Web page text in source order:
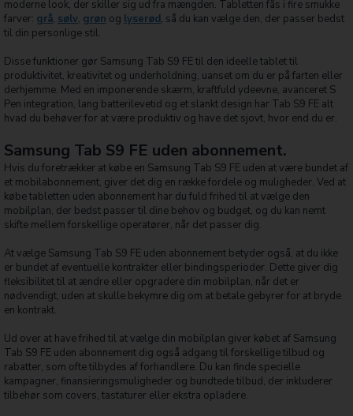
moderne look, der skiller sig ud fra mængden. Tabletten fås i fire smukke
farver: grå, sølv, grøn og lyserød, så du kan vælge den, der passer bedst
til din personlige stil.
Disse funktioner gør Samsung Tab S9 FE til den ideelle tablet til
produktivitet, kreativitet og underholdning, uanset om du er på farten eller
derhjemme. Med en imponerende skærm, kraftfuld ydeevne, avanceret S
Pen integration, lang batterilevetid og et slankt design har Tab S9 FE alt
hvad du behøver for at være produktiv og have det sjovt, hvor end du er.
Samsung Tab S9 FE uden abonnement.
Hvis du foretrækker at købe en Samsung Tab S9 FE uden at være bundet af
et mobilabonnement, giver det dig en række fordele og muligheder. Ved at
købe tabletten uden abonnement har du fuld frihed til at vælge den
mobilplan, der bedst passer til dine behov og budget, og du kan nemt
skifte mellem forskellige operatører, når det passer dig.
At vælge Samsung Tab S9 FE uden abonnement betyder også, at du ikke
er bundet af eventuelle kontrakter eller bindingsperioder. Dette giver dig
fleksibilitet til at ændre eller opgradere din mobilplan, når det er
nødvendigt, uden at skulle bekymre dig om at betale gebyrer for at bryde
en kontrakt.
Ud over at have frihed til at vælge din mobilplan giver købet af Samsung
Tab S9 FE uden abonnement dig også adgang til forskellige tilbud og
rabatter, som ofte tilbydes af forhandlere. Du kan finde specielle
kampagner, finansieringsmuligheder og bundtede tilbud, der inkluderer
tilbehør som covers, tastaturer eller ekstra opladere.